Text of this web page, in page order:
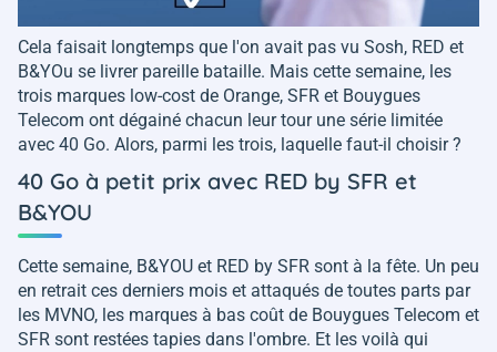
Cela faisait longtemps que l'on avait pas vu Sosh, RED et
B&YOu se livrer pareille bataille. Mais cette semaine, les
trois marques low-cost de Orange, SFR et Bouygues
Telecom ont dégainé chacun leur tour une série limitée
avec 40 Go. Alors, parmi les trois, laquelle faut-il choisir ?
40 Go à petit prix avec RED by SFR et
B&YOU
Cette semaine, B&YOU et RED by SFR sont à la fête. Un peu
en retrait ces derniers mois et attaqués de toutes parts par
les MVNO, les marques à bas coût de Bouygues Telecom et
SFR sont restées tapies dans l'ombre. Et les voilà qui